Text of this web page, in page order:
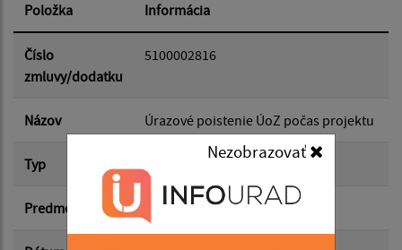
Nezobrazovať
Dátum od:
Dátum do:
Suma od:
Položka Informácia
Číslo
zmluvy/dodatku
5100002816
Názov Úrazové poistenie ÚoZ počas projektu
Typ
Predmet poistenie